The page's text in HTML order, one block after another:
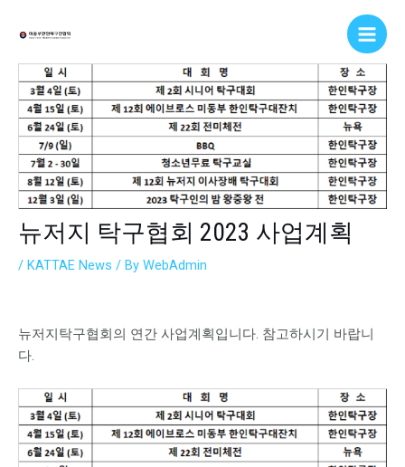
Main
뉴저지 탁구협회 2023 사업계획
/ KATTAE News / By WebAdmin
뉴저지탁구협회의 연간 사업계획입니다. 참고하시기 바랍니
다.
navigation